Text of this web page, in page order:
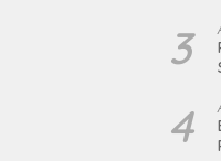
3
4